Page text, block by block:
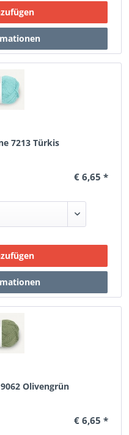
7213 Türkis
€ 6,65 *
Olivengrün
€ 6,65 *